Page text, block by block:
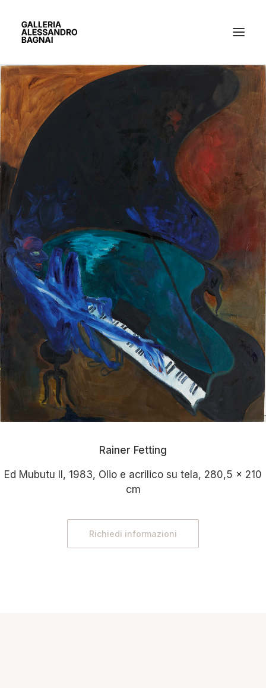
GALLERIA
BACHECA
CONTATTI
Rainer Fetting
Ed Mubutu II, 1983, Olio e acrilico su tela, 280,5 x 210
cm
Richiedi informazioni